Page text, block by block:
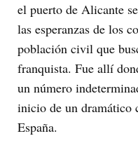
el puerto de Alicante
las esperanzas de los
población civil que
franquista. Fue allí
un número
inicio de un dramático
España.